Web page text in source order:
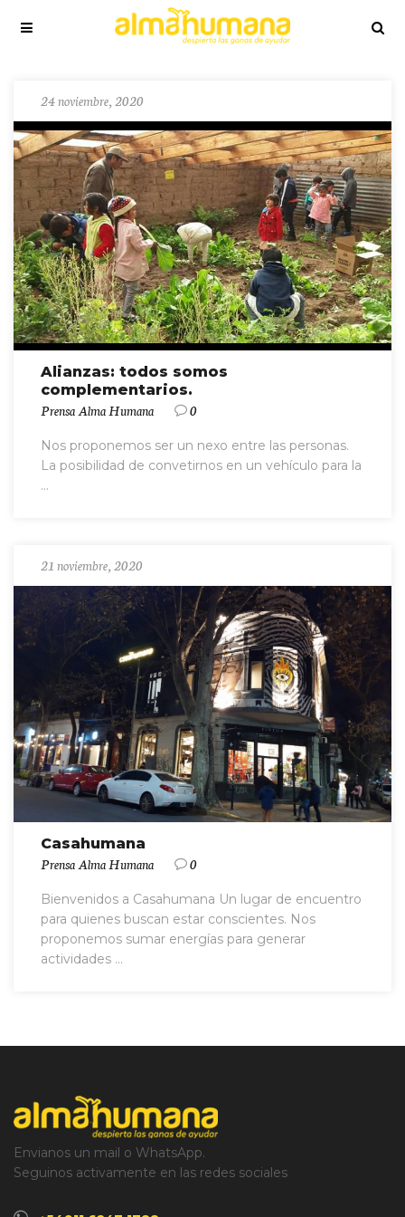
24 noviembre, 2020
Alianzas: todos somos
complementarios.
Prensa Alma Humana 0
Nos proponemos ser un nexo entre las personas.
La posibilidad de convetirnos en un vehículo para la
...
21 noviembre, 2020
Casahumana
Prensa Alma Humana 0
Bienvenidos a Casahumana Un lugar de encuentro
para quienes buscan estar conscientes. Nos
proponemos sumar energías para generar
actividades ...
Envianos un mail o WhatsApp.
Seguinos activamente en las redes sociales